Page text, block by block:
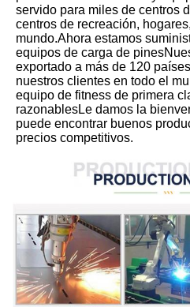
servido para miles de centros
centros de recreación,
mundo.Ahora estamos
equipos de carga de
exportado a más de 120
nuestros clientes en todo el
equipo de fitness de primera
razonablesLe damos la
puede encontrar buenos
precios competitivos.